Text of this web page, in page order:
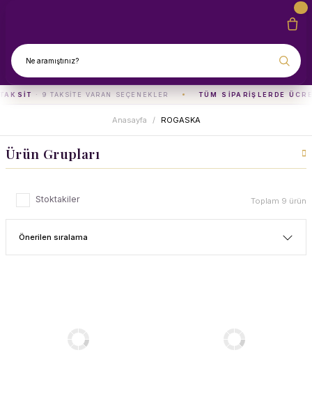
· 9 TAKSITE VARAN SEÇENEKLER TÜM SIPARIŞLERDE
Anasayfa ROGASKA
Ürün Grupları
Stoktakiler Toplam 9 ürün